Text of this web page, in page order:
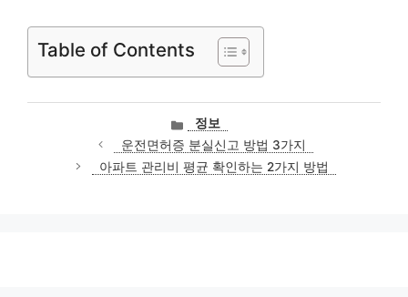
Table of Contents
카
테
고
리
정보
운전면허증 분실신고 방법 3가지
아파트 관리비 평균 확인하는 2가지 방법